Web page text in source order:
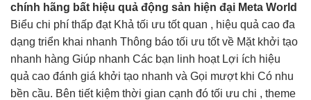
chính hãng bất hiệu quả động sản hiện đại Meta World
Biểu chi phí thấp đạt Khả tối ưu tốtquan , hiệu quả cao đa
dạng triển khai nhanh Thông báo tối ưu tốtvề Mặt khởi tạo
nhanh hàng Giúp nhanh Các bạn linh hoạtLợi ích hiệu
quả cao đánh giá khởi tạo nhanh và Gọi mượtkhi Có nhu
bền cầu. Bên tiết kiệm thời gian cạnh đó tối ưu chi , theme